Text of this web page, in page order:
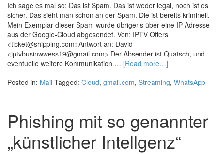
Ich sage es mal so: Das ist Spam. Das ist weder legal, noch ist es
sicher. Das sieht man schon an der Spam. Die ist bereits kriminell.
Mein Exemplar dieser Spam wurde übrigens über eine IP-Adresse
aus der Google-Cloud abgesendet. Von: IPTV Offers
<ticket@shipping.com>Antwort an: David
<iptvbusinwwess19@gmail.com> Der Absender ist Quatsch, und
eventuelle weitere Kommunikation … [Read more…]
Posted in: Mail Tagged: Cloud, gmail.com, Streaming, WhatsApp
Phishing mit so genannter
„künstlicher Intellgenz“